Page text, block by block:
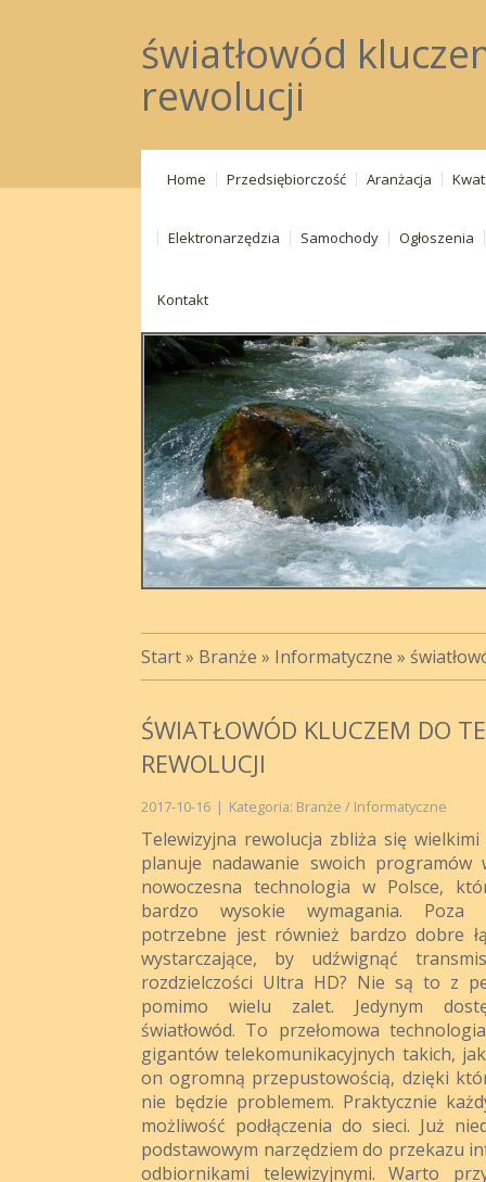
światłowód
rewolucji
Home Przedsiębiorczość Aranżacja
Elektronarzędzia Samochody Ogłoszenia
Kontakt
Start» Branże » Informatyczne »
ŚWIATŁOWÓD KLUCZEM DO
REWOLUCJI
2017-10-16 | Kategoria: Branże / Informatyczne
Telewizyjna rewolucja zbliża się
planuje nadawanie swoich programów
nowoczesna technologia w Polsce,
bardzo wysokie wymagania. Poza
potrzebne jest również bardzo dobre
wystarczające, by udźwignąć
rozdzielczości Ultra HD? Nie są to z
pomimo wielu zalet. Jedynym
światłowód. To przełomowa
gigantów telekomunikacyjnych takich,
on ogromną przepustowością, dzięki
nie będzie problemem. Praktycznie
możliwość podłączenia do sieci. Już
podstawowym narzędziem do przekazu
odbiornikami telewizyjnymi. Warto